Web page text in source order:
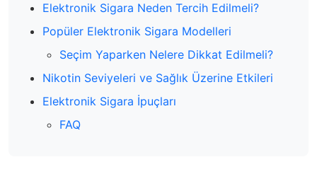
Elektronik Sigara Neden Tercih Edilmeli?
Popüler Elektronik Sigara Modelleri
Seçim Yaparken Nelere Dikkat Edilmeli?
Nikotin Seviyeleri ve Sağlık Üzerine Etkileri
Elektronik Sigara İpuçları
FAQ